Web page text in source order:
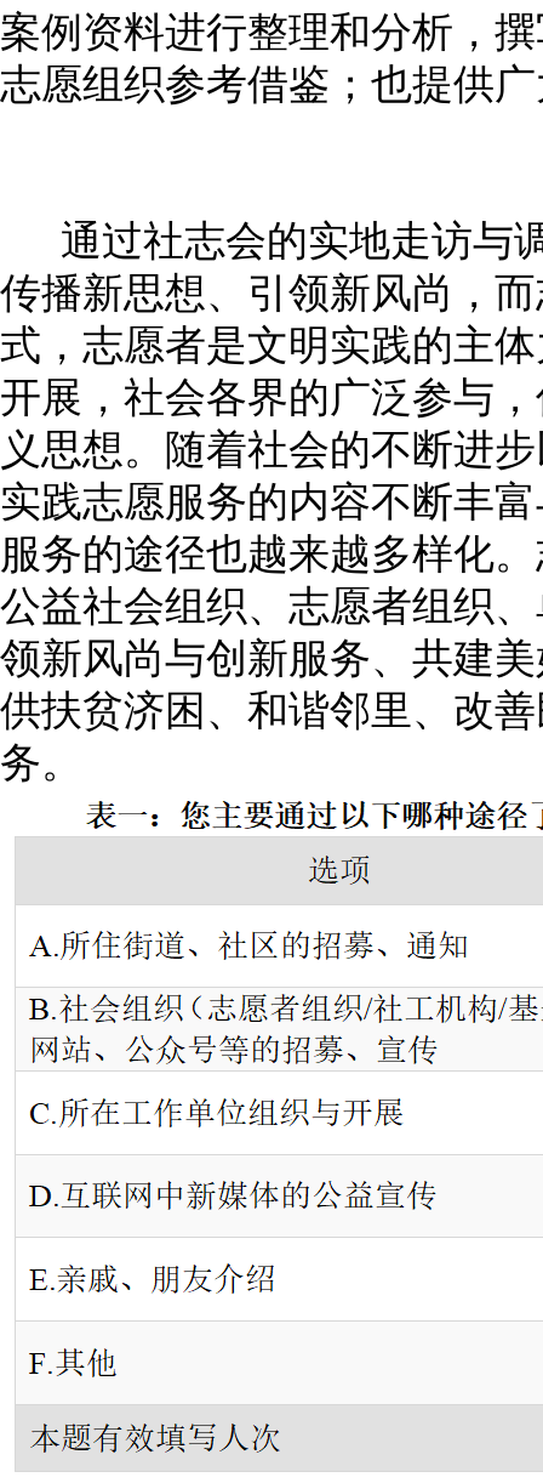
案例资料进行整理和分析，
志愿组织参考借鉴；也提供
通过社志会的实地走访与
传播新思想、引领新风尚，
式，志愿者是文明实践的主
开展，社会各界的广泛参与
义思想。随着社会的不断进
实践志愿服务的内容不断丰
服务的途径也越来越多样化
公益社会组织、志愿者组织
领新风尚与创新服务、共建
供扶贫济困、和谐邻里、改
务。